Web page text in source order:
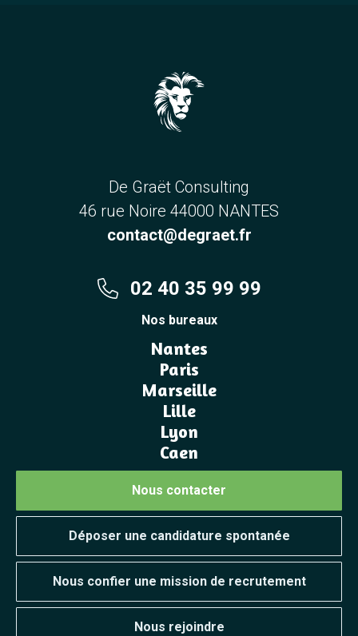
De Graët Consulting
46 rue Noire 44000 NANTES
contact@degraet.fr
02 40 35 99 99
Nos bureaux
Nantes
Paris
Marseille
Lille
Lyon
Caen
Nous contacter
Déposer une candidature spontanée
Nous confier une mission de recrutement
Nous rejoindre